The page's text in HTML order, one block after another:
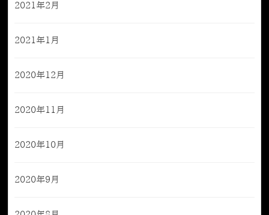
2021年2月
2021年1月
2020年12月
2020年11月
2020年10月
2020年9月